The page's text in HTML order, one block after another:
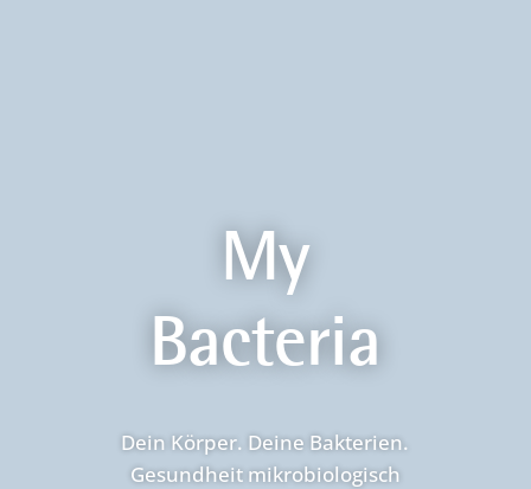
My
Bacteria
Dein Körper. Deine Bakterien.
Gesundheit mikrobiologisch